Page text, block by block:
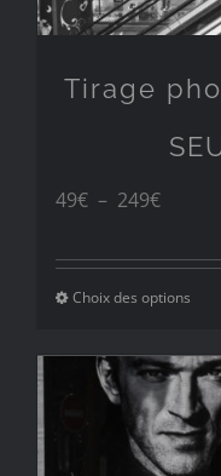
Tirage
49€ – 249€Plage
prix :
à
249€
Choix des options